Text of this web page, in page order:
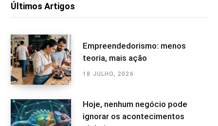
Últimos Artigos
Empreendedorismo: menos
teoria, mais ação
18 JULHO, 2026
Hoje, nenhum negócio pode
ignorar os acontecimentos